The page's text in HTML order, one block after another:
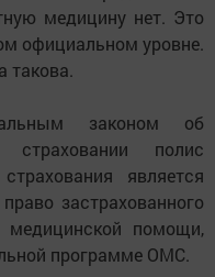
медицину нет. Это
официальном уровне.
такова.
законом об
страховании полис
является
застрахованного
медицинской помощи,
программе ОМС.